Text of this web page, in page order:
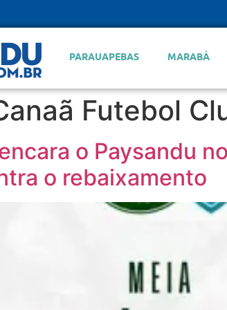
PARAUAPEBAS MARABÁ
Futebol
o Paysandu
o rebaixamento